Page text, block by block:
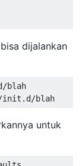
dijalankan
blah
untuk